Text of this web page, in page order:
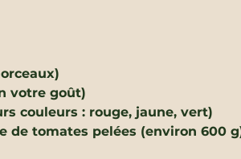
votre goût)
couleurs : rouge, jaune, vert)
de tomates pelées (environ 600